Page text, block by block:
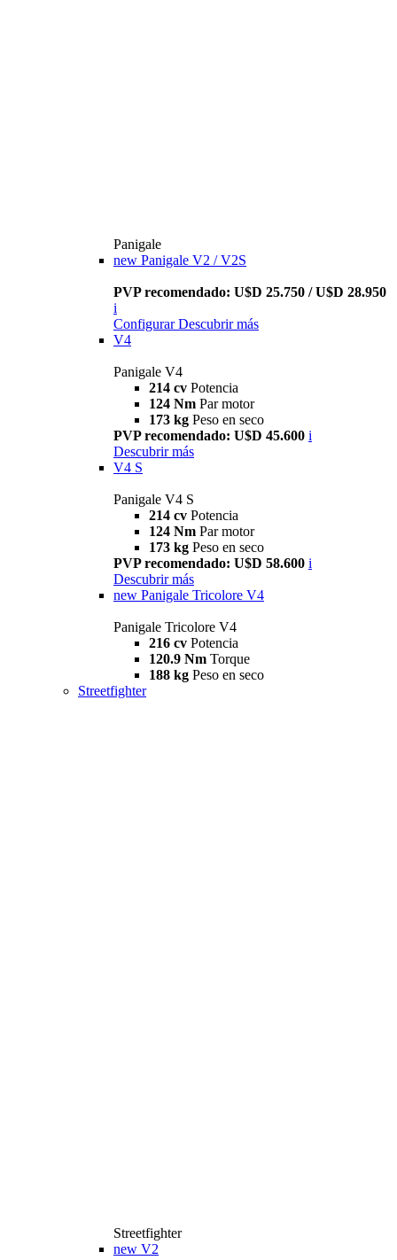
Panigale
new Panigale V2 / V2S
PVP recomendado: U$D 25.750 / U$D 28.950
i
Configurar Descubrir más
V4
Panigale V4
214 cv Potencia
124 Nm Par motor
173 kg Peso en seco
PVP recomendado: U$D 45.600 i
Descubrir más
V4 S
Panigale V4 S
214 cv Potencia
124 Nm Par motor
173 kg Peso en seco
PVP recomendado: U$D 58.600 i
Descubrir más
new Panigale Tricolore V4
Panigale Tricolore V4
216 cv Potencia
120.9 Nm Torque
188 kg Peso en seco
Streetfighter
Streetfighter
new V2